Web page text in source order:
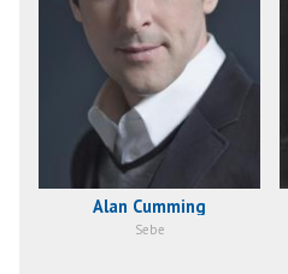
Alan Cumming
Sebe